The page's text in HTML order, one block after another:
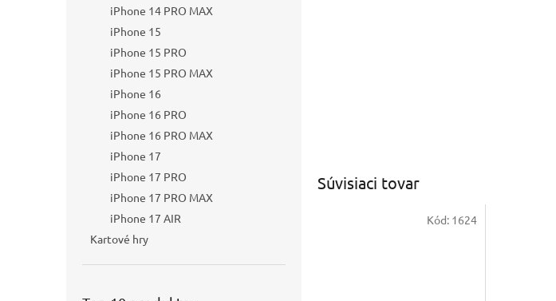
iPhone 14 PRO MAX
iPhone 15
iPhone 15 PRO
iPhone 15 PRO MAX
iPhone 16
iPhone 16 PRO
iPhone 16 PRO MAX
iPhone 17
iPhone 17 PRO
iPhone 17 PRO MAX
iPhone 17 AIR
Kartové hry
Súvisiaci tovar
Kód: 1624